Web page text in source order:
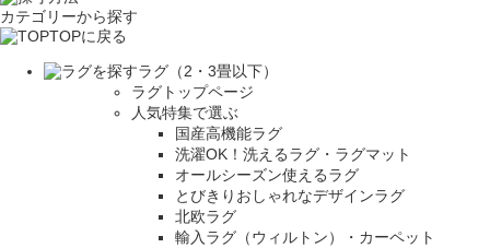
カテゴリーから探す
TOPに戻る
ラグ（2・3畳以下）
ラグトップページ
人気特集で選ぶ
国産高機能ラグ
洗濯OK！洗えるラグ・ラグマット
オールシーズン使えるラグ
とびきりおしゃれなデザインラグ
北欧ラグ
輸入ラグ（ウィルトン）・カーペット